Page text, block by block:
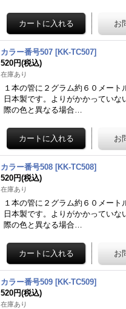
カラー番号507 [KK-TC507]
520円(税込)
在庫あり
１本の管に２グラム約６０メー
日本製です。よりがかかってい
際の色と異なる場合…
カラー番号508 [KK-TC508]
520円(税込)
在庫あり
１本の管に２グラム約６０メー
日本製です。よりがかかってい
際の色と異なる場合…
カラー番号509 [KK-TC509]
520円(税込)
在庫あり